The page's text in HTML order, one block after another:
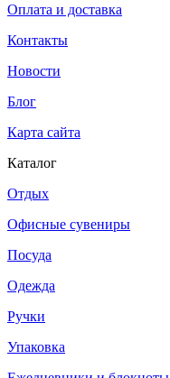
Оплата и доставка
Контакты
Новости
Блог
Карта сайта
Каталог
Отдых
Офисные сувениры
Посуда
Одежда
Ручки
Упаковка